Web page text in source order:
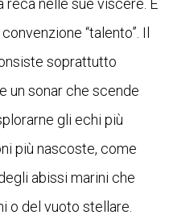
nelle sue viscere. E
“talento”. Il
soprattutto
un sonar che scende
gli echi più
più nascoste, come
abissi marini che
o del vuoto stellare.